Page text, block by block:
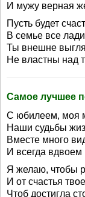
И мужу верная
Пусть будет
В семье все
Ты внешне
Не властны над
Самое лучшее
С юбилеем, моя
Наши судьбы
Вместе много
И всегда
Я желаю, чтобы
И от счастья
Чтоб достигла